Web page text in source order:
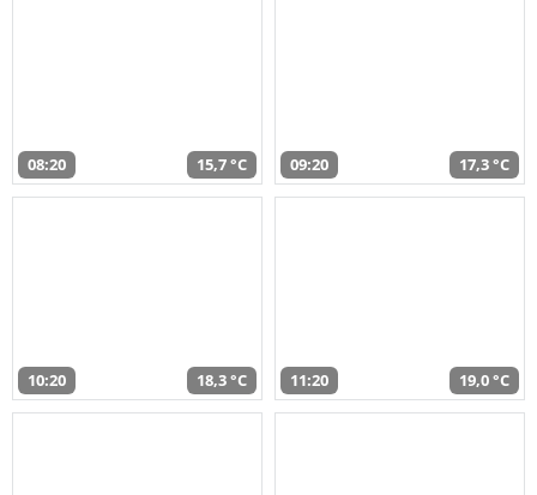
08:20 15,7 °C 09:20 17,3 °C
10:20 18,3 °C 11:20 19,0 °C